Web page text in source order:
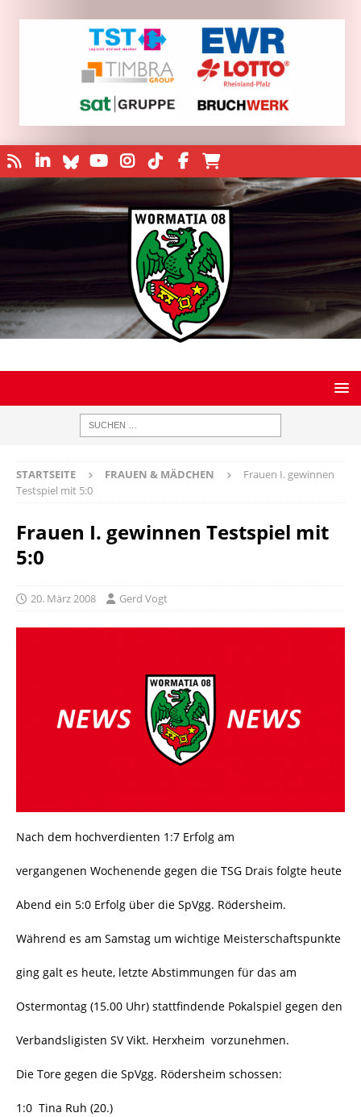
STARTSEITE FRAUEN & MÄDCHEN
Frauen I. gewinnen
Testspiel mit 5:0
Frauen I. gewinnen Testspiel mit
5:0
20. März 2008 Gerd Vogt
Nach dem hochverdienten 1:7 Erfolg am
vergangenen Wochenende gegen die TSG Drais folgte heute
Abend ein 5:0 Erfolg über die SpVgg. Rödersheim.
Während es am Samstag um wichtige Meisterschaftspunkte
ging galt es heute, letzte Abstimmungen für das am
Ostermontag (15.00 Uhr) stattfindende Pokalspiel gegen den
Verbandsligisten SV Vikt. Herxheim vorzunehmen.
Die Tore gegen die SpVgg. Rödersheim schossen:
1:0 Tina Ruh (20.)